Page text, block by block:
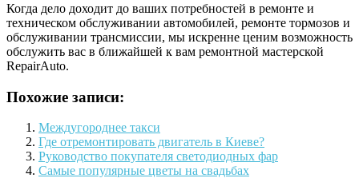
Когда дело доходит до ваших потребностей в ремонте и
техническом обслуживании автомобилей, ремонте тормозов и
обслуживании трансмиссии, мы искренне ценим возможность
обслужить вас в ближайшей к вам ремонтной мастерской
RepairAuto.
Похожие записи:
Междугороднее такси
Где отремонтировать двигатель в Киеве?
Руководство покупателя светодиодных фар
Самые популярные цветы на свадьбах